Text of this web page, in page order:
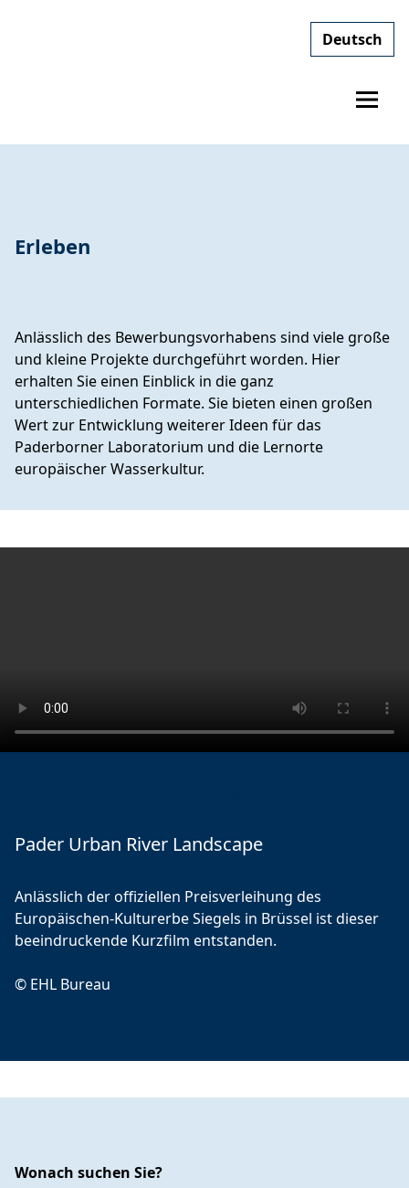
Deutsch
Erleben
Anlässlich des Bewerbungsvorhabens sind viele große
und kleine Projekte durchgeführt worden. Hier
erhalten Sie einen Einblick in die ganz
unterschiedlichen Formate. Sie bieten einen großen
Wert zur Entwicklung weiterer Ideen für das
Paderborner Laboratorium und die Lernorte
europäischer Wasserkultur.
Pader Urban River Landscape
Anlässlich der offiziellen Preisverleihung des
Europäischen-Kulturerbe Siegels in Brüssel ist dieser
beeindruckende Kurzfilm entstanden.
© EHL Bureau
Wonach suchen Sie?